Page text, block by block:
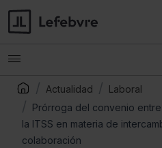
Actualidad
Laboral
Prórroga del convenio
la ITSS en materia de
colaboración